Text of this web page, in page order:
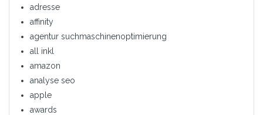
adresse
affinity
agentur suchmaschinenoptimierung
all inkl
amazon
analyse seo
apple
awards